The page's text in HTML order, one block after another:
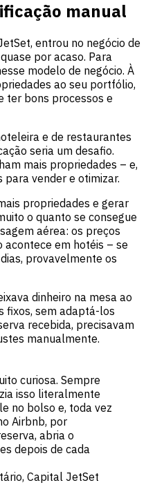
manual
entrou no negócio de
por acaso. Para
modelo de negócio. À
ao seu portfólio,
ter bons processos e
e de restaurantes
seria um desafio.
mais propriedades – e,
para vender e otimizar.
propriedades e gerar
o quanto se consegue
aérea: os preços
acontece em hotéis – se
provavelmente os
dinheiro na mesa ao
fixos, sem adaptá-los
recebida, precisavam
manualmente.
curiosa. Sempre
isso literalmente
no bolso e, toda vez
Airbnb, por
abria o
depois de cada
Capital JetSet